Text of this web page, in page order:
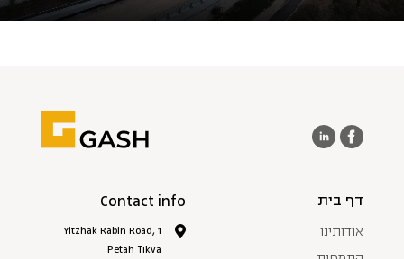
דף בית
אודותינו
Contact info
1 Yitzhak Rabin Road,
Petah Tikva